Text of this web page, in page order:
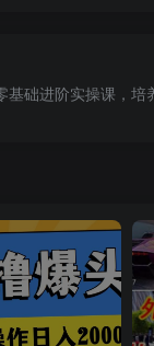
基础进阶实操课，培